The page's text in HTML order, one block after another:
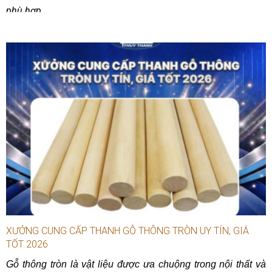
phù hợp.
XƯỞNG CUNG CẤP THANH GỖ THÔNG TRÒN UY TÍN, GIÁ
TỐT 2026
Gỗ thông tròn là vật liệu được ưa chuộng trong nội thất và